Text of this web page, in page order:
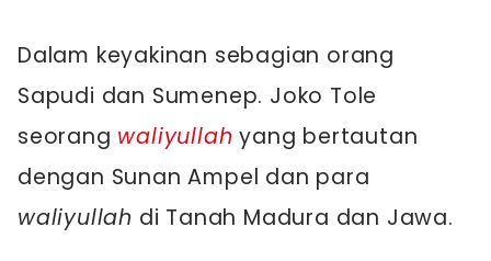
Dalam keyakinan sebagian orang
Sapudi dan Sumenep. Joko Tole
seorang waliyullah yang bertautan
dengan Sunan Ampel dan para
waliyullah di Tanah Madura dan Jawa.